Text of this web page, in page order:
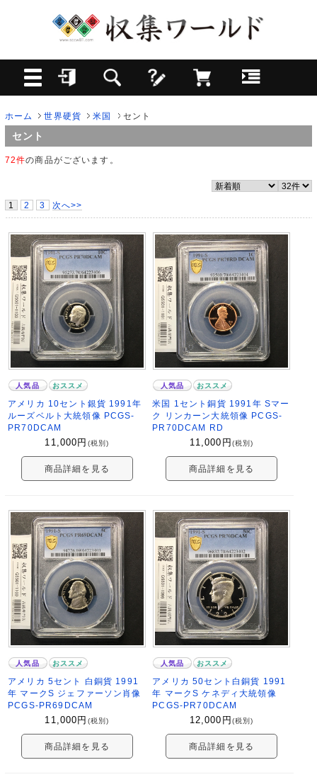
ホーム 世界硬貨 米国 セント
セント
72件の商品がございます。
1 2 3 次へ>>
人気品 おススメ
アメリカ 10セント銀貨 1991年
ルーズベルト大統領像 PCGS-
PR70DCAM
11,000 円 (税別)
商品詳細を見る
人気品 おススメ
米国 1セント銅貨 1991年 Sマー
ク リンカーン大統領像 PCGS-
PR70DCAM RD
11,000 円 (税別)
商品詳細を見る
人気品 おススメ
アメリカ 5セント 白銅貨 1991
年 マークS ジェファーソン肖像
PCGS-PR69DCAM
11,000 円 (税別)
商品詳細を見る
人気品 おススメ
アメリカ 50セント白銅貨 1991
年 マークS ケネディ大統領像
PCGS-PR70DCAM
12,000 円 (税別)
商品詳細を見る